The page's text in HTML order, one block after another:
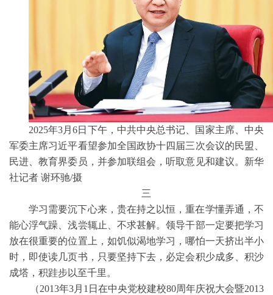
2025年3月6日下午，中共中央总书记、国家主席、中央
军委主席习近平看望参加全国政协十四届三次会议的民盟、
民进、教育界委员，并参加联组会，听取意见和建议。新华
社记者 谢环驰/摄
三
学习需要沉下心来，贵在持之以恒，重在学懂弄通，不
能心浮气躁、浅尝辄止、不求甚解。领导干部一定要把学习
放在很重要的位置上，如饥似渴地学习，哪怕一天挤出半小
时，即使读几页书，只要坚持下去，必定会积少成多、积沙
成塔，积跬步以至千里。
（2013年3月1日在中央党校建校80周年庆祝大会暨2013